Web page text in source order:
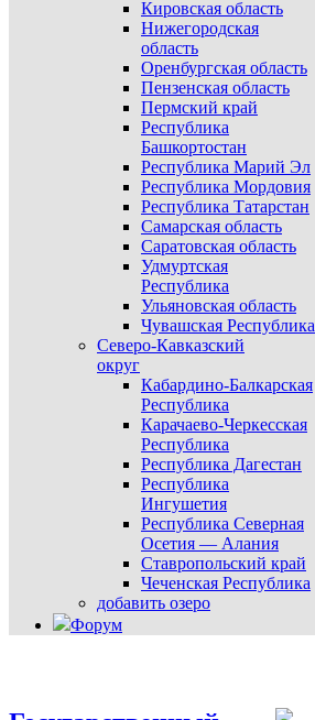
Кировская область
Нижегородская
область
Оренбургская область
Пензенская область
Пермский край
Республика
Башкортостан
Республика Марий Эл
Республика Мордовия
Республика Татарстан
Самарская область
Саратовская область
Удмуртская
Республика
Ульяновская область
Чувашская Республика
Северо-Кавказский
округ
Кабардино-Балкарская
Республика
Карачаево-Черкесская
Республика
Республика Дагестан
Республика
Ингушетия
Республика Северная
Осетия — Алания
Ставропольский край
Чеченская Республика
добавить озеро
Форум